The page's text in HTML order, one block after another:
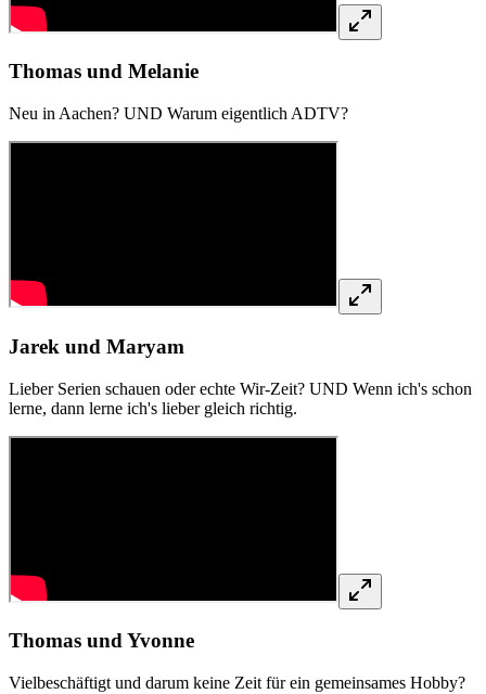
Thomas und Melanie
Neu in Aachen? UND Warum eigentlich ADTV?
Jarek und Maryam
Lieber Serien schauen oder echte Wir-Zeit? UND Wenn ich's schon
lerne, dann lerne ich's lieber gleich richtig.
Thomas und Yvonne
Vielbeschäftigt und darum keine Zeit für ein gemeinsames Hobby?